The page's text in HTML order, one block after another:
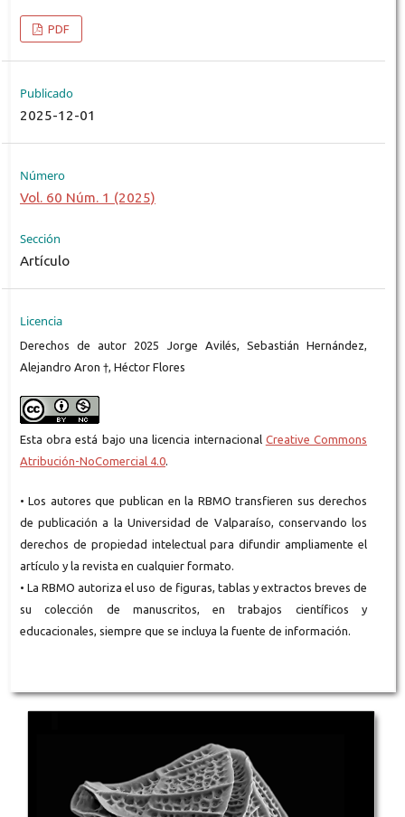
PDF
Publicado
2025-12-01
Número
Vol. 60 Núm. 1 (2025)
Sección
Artículo
Licencia
Derechos de autor 2025 Jorge Avilés, Sebastián Hernández,
Alejandro Aron †, Héctor Flores
Esta obra está bajo una licencia internacional Creative Commons
Atribución-NoComercial 4.0.
• Los autores que publican en la RBMO transfieren sus derechos
de publicación a la Universidad de Valparaíso, conservando los
derechos de propiedad intelectual para difundir ampliamente el
artículo y la revista en cualquier formato.
• La RBMO autoriza el uso de figuras, tablas y extractos breves de
su colección de manuscritos, en trabajos científicos y
educacionales, siempre que se incluya la fuente de información.